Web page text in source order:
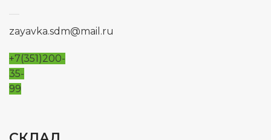
zayavka.sdm@mail.ru
+7(351)200-
35-
99